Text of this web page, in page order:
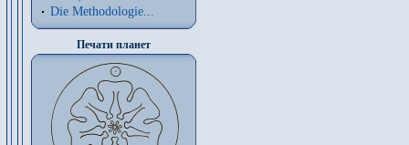
Die Methodologie...
Печати планет